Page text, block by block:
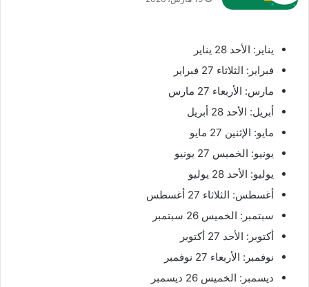
يناير: الأحد 28 يناير
فبراير: الثلاثاء 27 فبراير
مارس: الأربعاء 27 مارس
أبريل: الأحد 28 أبريل
مايو: الإثنين 27 مايو
يونيو: الخميس 27 يونيو
يوليو: الأحد 28 يوليو
أغسطس: الثلاثاء 27 أغسطس
سبتمبر: الخميس 26 سبتمبر
أكتوبر: الأحد 27 أكتوبر
نوفمبر: الأربعاء 27 نوفمبر
ديسمبر: الخميس 26 ديسمبر